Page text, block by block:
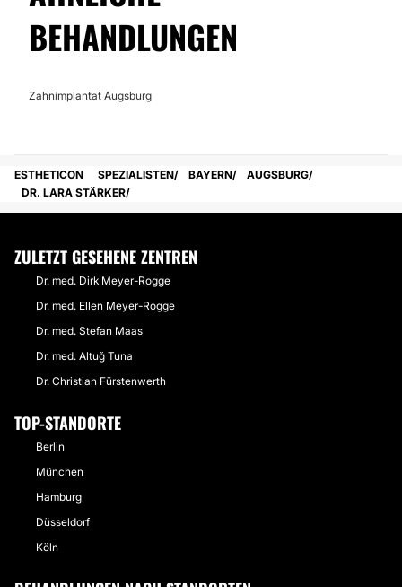
BEHANDLUNGEN
Zahnimplantat Augsburg
ESTHETICON SPEZIALISTEN BAYERN
AUGSBURG
DR. LARA STÄRKER
ZULETZT GESEHENE ZENTREN
Dr. med. Dirk Meyer-Rogge
Dr. med. Ellen Meyer-Rogge
Dr. med. Stefan Maas
Dr. med. Altuğ Tuna
Dr. Christian Fürstenwerth
TOP-STANDORTE
Berlin
München
Hamburg
Düsseldorf
Köln